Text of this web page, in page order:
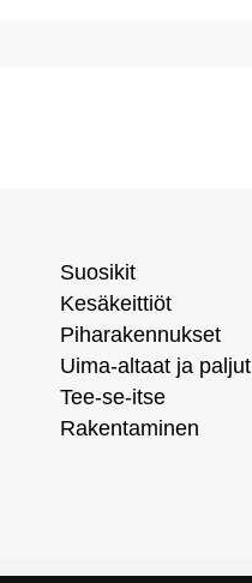
Suosikit
Kesäkeittiöt
Piharakennukset
Uima-altaat ja paljut
Tee-se-itse
Rakentaminen